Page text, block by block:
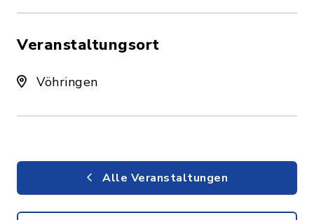
Veranstaltungsort
Vöhringen
Alle Veranstaltungen